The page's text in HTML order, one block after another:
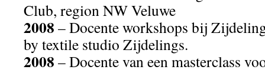
Club, region NW Veluwe
2008 – Docente workshops bij
by textile studio Zijdelings.
2008 – Docente van een masterclass